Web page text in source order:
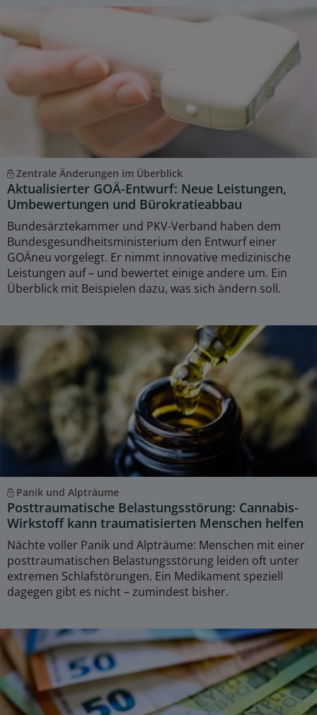
Zentrale Änderungen im Überblick
Aktualisierter GOÄ-Entwurf: Neue Leistungen,
Umbewertungen und Bürokratieabbau
Bundesärztekammer und PKV-Verband haben dem
Bundesgesundheitsministerium den Entwurf einer
GOÄneu vorgelegt. Er nimmt innovative medizinische
Leistungen auf – und bewertet einige andere um. Ein
Überblick mit Beispielen dazu, was sich ändern soll.
Panik und Alpträume
Posttraumatische Belastungsstörung: Cannabis-
Wirkstoff kann traumatisierten Menschen helfen
Nächte voller Panik und Alpträume: Menschen mit einer
posttraumatischen Belastungsstörung leiden oft unter
extremen Schlafstörungen. Ein Medikament speziell
dagegen gibt es nicht – zumindest bisher.